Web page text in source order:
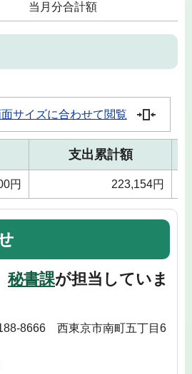
当月分合計額
サイズに合わせて閲覧
支出累計額
円 223,154円
秘書課が担当していま
8666 西東京市南町五丁目6